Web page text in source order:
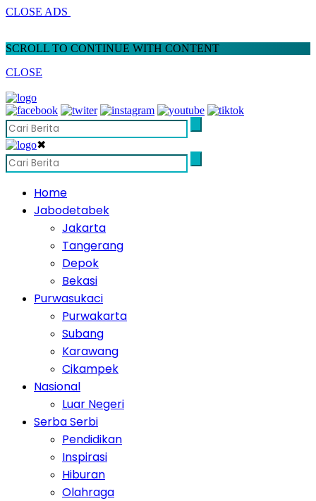
CLOSE ADS
SCROLL TO CONTINUE WITH CONTENT
CLOSE
✖
Home
Jabodetabek
Jakarta
Tangerang
Depok
Bekasi
Purwasukaci
Purwakarta
Subang
Karawang
Cikampek
Nasional
Luar Negeri
Serba Serbi
Pendidikan
Inspirasi
Hiburan
Olahraga